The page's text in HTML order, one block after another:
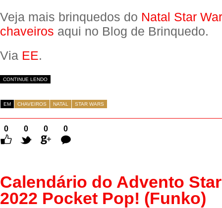
Veja mais brinquedos do Natal Star
chaveiros aqui no Blog de Brinquedo.
Via EE.
CONTINUE LENDO
EM CHAVEIROS NATAL STAR WARS
0 0 0
0
Comentários
Calendário do Advento
2022 Pocket Pop! (Funko)